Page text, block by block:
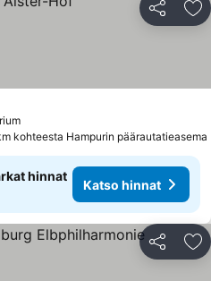
Jaa
Katso hinnat
kohteesta Hampurin päärautatieasema
hinnat
Katso hinnat
Jaa